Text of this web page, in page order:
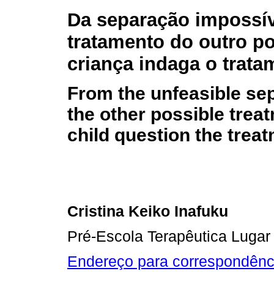
Da separação
tratamento do outro
criança indaga o
From the unfeasible
the other possible
child question the
Cristina Keiko Inafuku
Pré-Escola Terapêutica
Endereço para